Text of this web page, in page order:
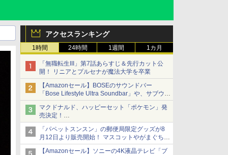
アクセスランキング
1時間 24時間 1週間 1カ月
「無職転生III」第7話あらすじ＆先行カット公
開！ リニアとプルセナが魔法大学を卒業
【Amazonセール】BOSEのサウンドバー
「Bose Lifestyle Ultra Soundbar」や、サブウー
ファー「Bose Lifestyle Ultra Subwoofer」など
お買い得！
マクドナルド、ハッピーセット「ポケモン」発
売決定！
ポケモン30周年記念で30匹が大集合
「パペットスンスン」の郵便局限定グッズが8
月12日より販売開始！ マスコットやがまぐち、
レターセットなどが登場
【Amazonセール】ソニーの4K液晶テレビ「ブ